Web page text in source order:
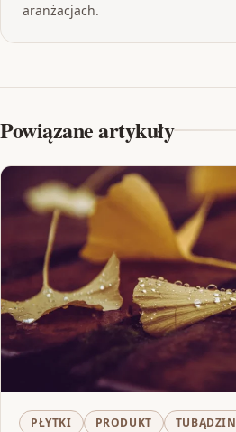
aranżacjach.
Powiązane artykuły
PŁYTKI PRODUKT TUBĄDZIN